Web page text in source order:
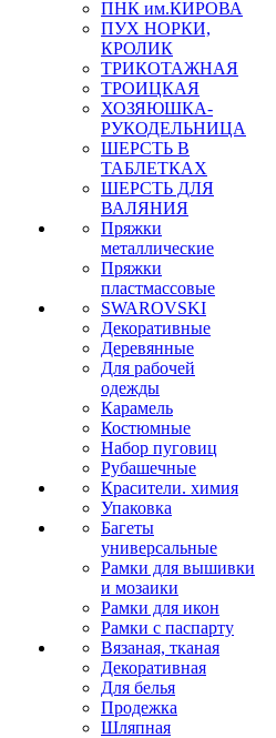
ПНК им.КИРОВА
ПУХ НОРКИ,
КРОЛИК
ТРИКОТАЖНАЯ
ТРОИЦКАЯ
ХОЗЯЮШКА-
РУКОДЕЛЬНИЦА
ШЕРСТЬ В
ТАБЛЕТКАХ
ШЕРСТЬ ДЛЯ
ВАЛЯНИЯ
Пряжки
металлические
Пряжки
пластмассовые
SWAROVSKI
Декоративные
Деревянные
Для рабочей
одежды
Карамель
Костюмные
Набор пуговиц
Рубашечные
Красители. химия
Упаковка
Багеты
универсальные
Рамки для вышивки
и мозаики
Рамки для икон
Рамки с паспарту
Вязаная, тканая
Декоративная
Для белья
Продежка
Шляпная